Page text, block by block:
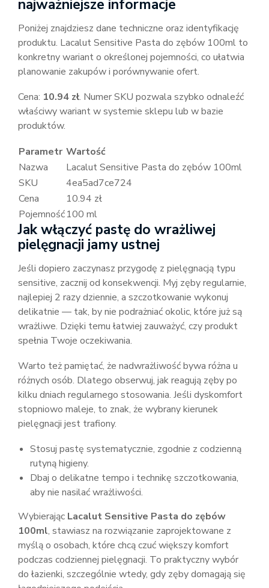
najważniejsze informacje
Poniżej znajdziesz dane techniczne oraz identyfikację
produktu. Lacalut Sensitive Pasta do zębów 100ml to
konkretny wariant o określonej pojemności, co ułatwia
planowanie zakupów i porównywanie ofert.
Cena: 10.94 zł. Numer SKU pozwala szybko odnaleźć
właściwy wariant w systemie sklepu lub w bazie
produktów.
Parametr Wartość
Nazwa
Lacalut Sensitive Pasta do zębów 100ml
SKU
4ea5ad7ce724
Cena
10.94 zł
Pojemność100 ml
Jak włączyć pastę do wrażliwej
pielęgnacji jamy ustnej
Jeśli dopiero zaczynasz przygodę z pielęgnacją typu
sensitive, zacznij od konsekwencji. Myj zęby regularnie,
najlepiej 2 razy dziennie, a szczotkowanie wykonuj
delikatnie — tak, by nie podrażniać okolic, które już są
wrażliwe. Dzięki temu łatwiej zauważyć, czy produkt
spełnia Twoje oczekiwania.
Warto też pamiętać, że nadwrażliwość bywa różna u
różnych osób. Dlatego obserwuj, jak reagują zęby po
kilku dniach regularnego stosowania. Jeśli dyskomfort
stopniowo maleje, to znak, że wybrany kierunek
pielęgnacji jest trafiony.
Stosuj pastę systematycznie, zgodnie z codzienną
rutyną higieny.
Dbaj o delikatne tempo i technikę szczotkowania,
aby nie nasilać wrażliwości.
Wybierając Lacalut Sensitive Pasta do zębów
100ml, stawiasz na rozwiązanie zaprojektowane z
myślą o osobach, które chcą czuć większy komfort
podczas codziennej pielęgnacji. To praktyczny wybór
do łazienki, szczególnie wtedy, gdy zęby domagają się